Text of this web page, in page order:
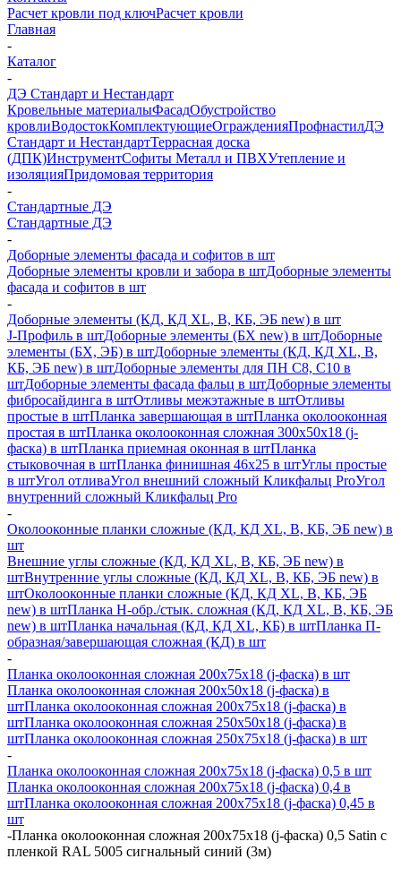
Расчет кровли под ключРасчет кровли
Главная
-
Каталог
-
ДЭ Стандарт и Нестандарт
Кровельные материалыФасадОбустройство
кровлиВодостокКомплектующиеОгражденияПрофнастилДЭ
Стандарт и НестандартТеррасная доска
(ДПК)ИнструментСофиты Металл и ПВХУтепление и
изоляцияПридомовая территория
-
Стандартные ДЭ
Стандартные ДЭ
-
Доборные элементы фасада и софитов в шт
Доборные элементы кровли и забора в штДоборные элементы
фасада и софитов в шт
-
Доборные элементы (КД, КД XL, В, КБ, ЭБ new) в шт
J-Профиль в штДоборные элементы (БХ new) в штДоборные
элементы (БХ, ЭБ) в штДоборные элементы (КД, КД XL, В,
КБ, ЭБ new) в штДоборные элементы для ПН С8, С10 в
штДоборные элементы фасада фальц в штДоборные элементы
фибросайдинга в штОтливы межэтажные в штОтливы
простые в штПланка завершающая в штПланка околооконная
простая в штПланка околооконная сложная 300х50х18 (j-
фаска) в штПланка приемная оконная в штПланка
стыковочная в штПланка финишная 46х25 в штУглы простые
в штУгол отливаУгол внешний сложный Кликфальц ProУгол
внутренний сложный Кликфальц Pro
-
Околооконные планки сложные (КД, КД XL, В, КБ, ЭБ new) в
шт
Внешние углы сложные (КД, КД XL, В, КБ, ЭБ new) в
штВнутренние углы сложные (КД, КД XL, В, КБ, ЭБ new) в
штОколооконные планки сложные (КД, КД XL, В, КБ, ЭБ
new) в штПланка H-обр./стык. сложная (КД, КД XL, В, КБ, ЭБ
new) в штПланка начальная (КД, КД XL, КБ) в штПланка П-
образная/завершающая сложная (КД) в шт
-
Планка околооконная сложная 200х75х18 (j-фаска) в шт
Планка околооконная сложная 200х50х18 (j-фаска) в
штПланка околооконная сложная 200х75х18 (j-фаска) в
штПланка околооконная сложная 250х50х18 (j-фаска) в
штПланка околооконная сложная 250х75х18 (j-фаска) в шт
-
Планка околооконная сложная 200х75х18 (j-фаска) 0,5 в шт
Планка околооконная сложная 200х75х18 (j-фаска) 0,4 в
штПланка околооконная сложная 200х75х18 (j-фаска) 0,45 в
шт
-Планка околооконная сложная 200х75х18 (j-фаска) 0,5 Satin с
пленкой RAL 5005 сигнальный синий (3м)